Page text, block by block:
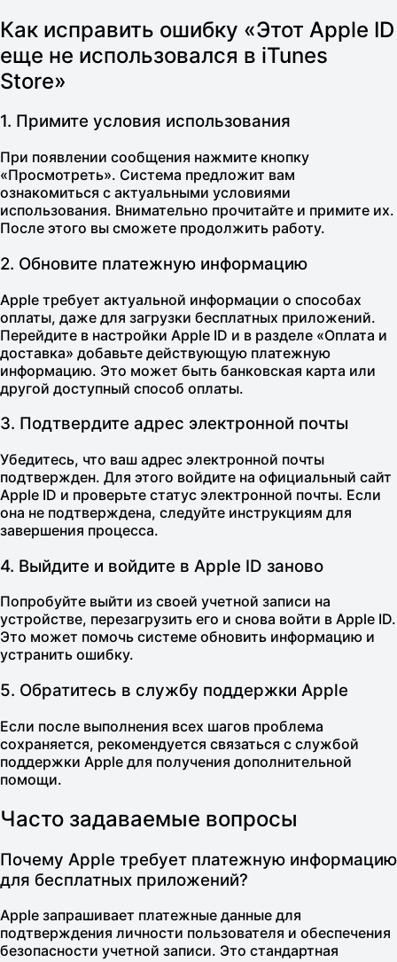
Как исправить ошибку «Этот Apple ID
еще не использовался в iTunes
Store»
1. Примите условия использования
При появлении сообщения нажмите кнопку
«Просмотреть». Система предложит вам
ознакомиться с актуальными условиями
использования. Внимательно прочитайте и примите их.
После этого вы сможете продолжить работу.
2. Обновите платежную информацию
Apple требует актуальной информации о способах
оплаты, даже для загрузки бесплатных приложений.
Перейдите в настройки Apple ID и в разделе «Оплата и
доставка» добавьте действующую платежную
информацию. Это может быть банковская карта или
другой доступный способ оплаты.
3. Подтвердите адрес электронной почты
Убедитесь, что ваш адрес электронной почты
подтвержден. Для этого войдите на официальный сайт
Apple ID и проверьте статус электронной почты. Если
она не подтверждена, следуйте инструкциям для
завершения процесса.
4. Выйдите и войдите в Apple ID заново
Попробуйте выйти из своей учетной записи на
устройстве, перезагрузить его и снова войти в Apple ID.
Это может помочь системе обновить информацию и
устранить ошибку.
5. Обратитесь в службу поддержки Apple
Если после выполнения всех шагов проблема
сохраняется, рекомендуется связаться с службой
поддержки Apple для получения дополнительной
помощи.
Часто задаваемые вопросы
Почему Apple требует платежную информацию
для бесплатных приложений?
Apple запрашивает платежные данные для
подтверждения личности пользователя и обеспечения
безопасности учетной записи. Это стандартная